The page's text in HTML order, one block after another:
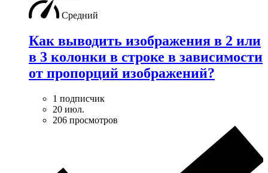
Средний
Как выводить изображения в 2 или
в 3 колонки в строке в зависимости
от пропорций изображений?
1 подписчик
20 июл.
206 просмотров